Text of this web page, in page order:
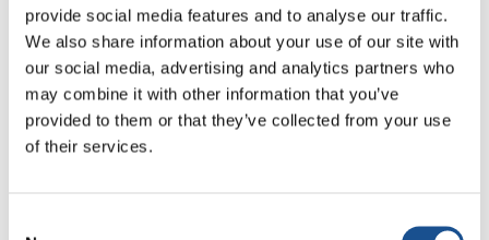
provide social media features and to analyse our traffic.
We also share information about your use of our site with
our social media, advertising and analytics partners who
may combine it with other information that you’ve
provided to them or that they’ve collected from your use
of their services.
cercana y viva la persona.
Así es más inmediato, acercarse al corazón de
las voces entrevistadas, hechas memoria, a sus
rostros comunes, a seres humanos rechazados
y a otras vidas suspendidas, esperando partir,